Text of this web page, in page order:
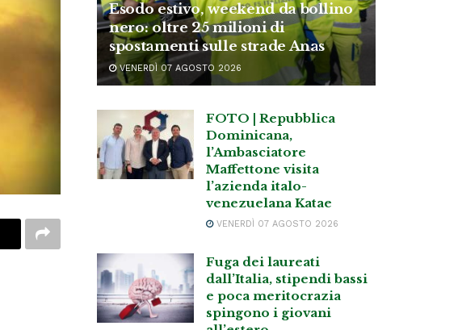
Esodo estivo, weekend da bollino
nero: oltre 25 milioni di
spostamenti sulle strade Anas
VENERDÌ 07 AGOSTO 2026
FOTO | Repubblica
Dominicana,
l’Ambasciatore
Maffettone visita
l’azienda italo-
venezuelana Katae
VENERDÌ 07 AGOSTO 2026
Fuga dei laureati
dall’Italia, stipendi bassi
e poca meritocrazia
spingono i giovani